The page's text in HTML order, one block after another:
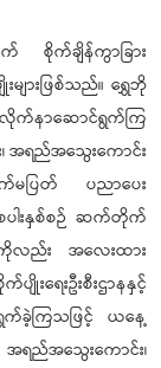
စိုက်ချိန်ကွာခြား
များဖြစ်သည်။ ရွှေဘို
လိုက်နာဆောင်ရွက်ကြ
အရည်အသွေးကောင်း
ပြတ် ပညာပေး
ပါးနှစ်စဉ် ဆက်တိုက်
ကိုလည်း အလေးထား
ဦးစီးဌာနနှင့်
ရွက်ခဲ့ကြသဖြင့် ယနေ့
ရည်အသွေးကောင်း၊